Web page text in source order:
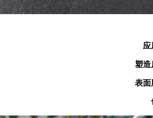
应
塑造
表面